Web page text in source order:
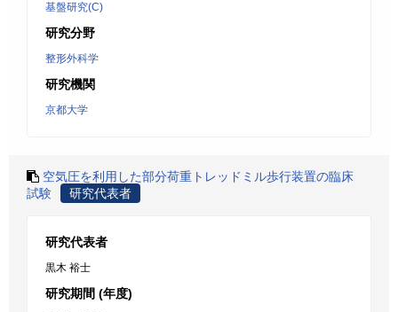
基盤研究(C)
研究分野
整形外科学
研究機関
京都大学
空気圧を利用した部分荷重トレッドミル歩行装置の臨床
試験
研究代表者
研究代表者
黒木 裕士
研究期間 (年度)